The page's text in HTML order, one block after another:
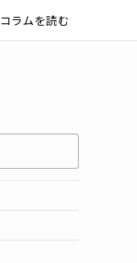
コラムを読む